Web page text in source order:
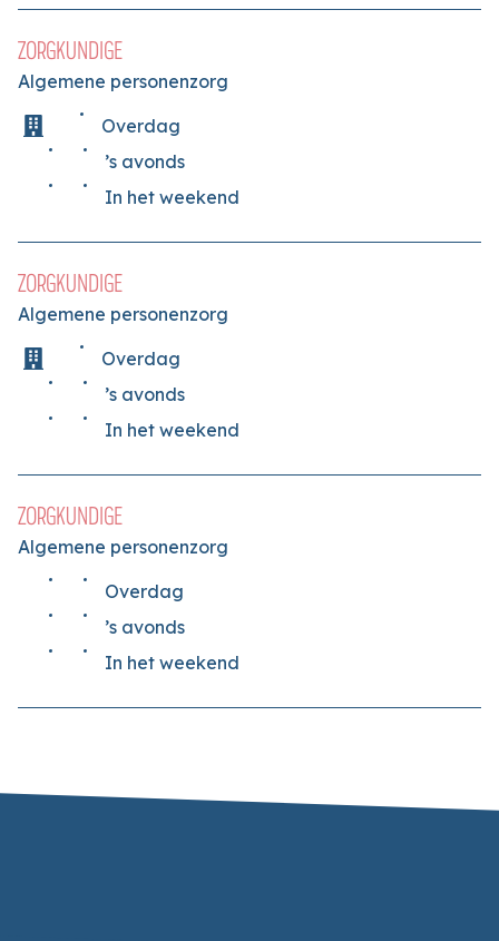
ZORGKUNDIGE
Algemene personenzorg
Overdag
’s avonds
In het weekend
ZORGKUNDIGE
Algemene personenzorg
Overdag
’s avonds
In het weekend
ZORGKUNDIGE
Algemene personenzorg
Overdag
’s avonds
In het weekend